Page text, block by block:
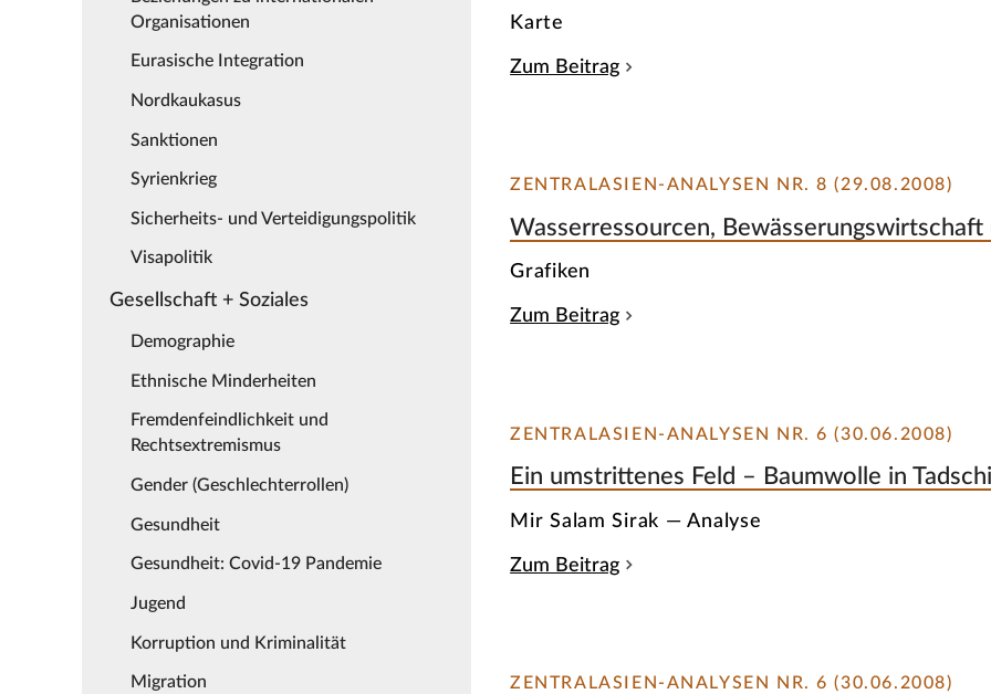
Organisationen
Eurasische Integration
Nordkaukasus
Sanktionen
Syrienkrieg
Sicherheits- und Verteidigungspolitik
Visapolitik
Gesellschaft + Soziales
Demographie
Ethnische Minderheiten
Fremdenfeindlichkeit und
Rechtsextremismus
Gender (Geschlechterrollen)
Gesundheit
Gesundheit: Covid-19 Pandemie
Jugend
Korruption und Kriminalität
Migration
Karte
Zum Beitrag
ZENTRALASIEN-ANALYSEN NR. 8 (29.08.2008)
Wasserressourcen,
Grafiken
Zum Beitrag
ZENTRALASIEN-ANALYSEN NR. 6 (30.06.2008)
Ein umstrittenes Feld – Baumwolle in
Mir Salam Sirak — Analyse
Zum Beitrag
ZENTRALASIEN-ANALYSEN NR. 6 (30.06.2008)